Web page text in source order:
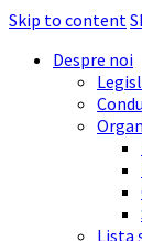
Skip to content
Despre noi
Lista